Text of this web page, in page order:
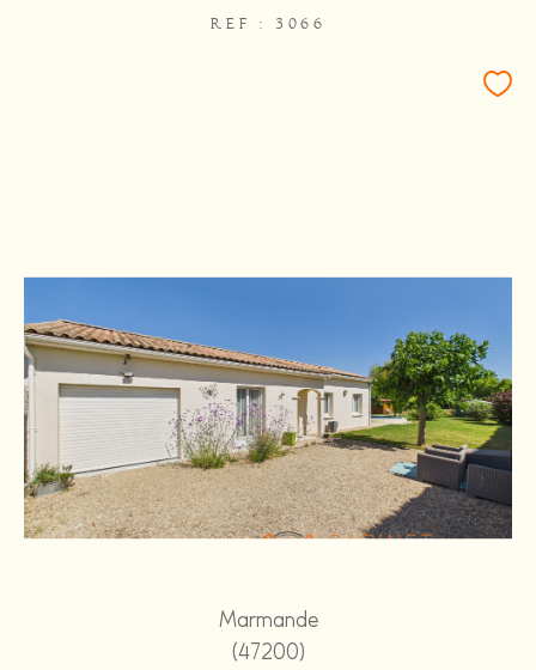
REF : 3066
Marmande
(47200)